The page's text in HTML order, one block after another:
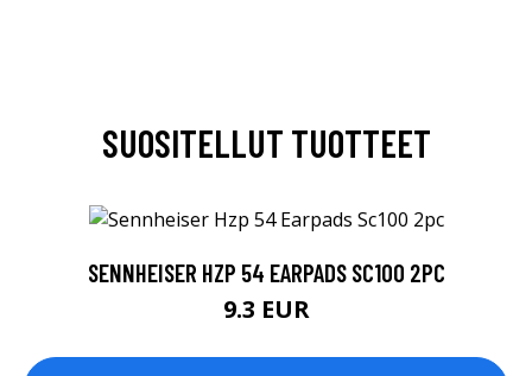
SUOSITELLUT TUOTTEET
SENNHEISER HZP 54 EARPADS SC100 2PC
9.3 EUR